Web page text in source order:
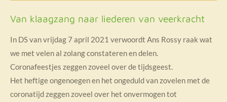
Van klaagzang naar liederen van veerkracht
In DS van vrijdag 7 april 2021 verwoordt Ans Rossy raak wat
we met velen al zolang constateren en delen.
Coronafeestjes zeggen zoveel over de tijdsgeest.
Het heftige ongenoegen en het ongeduld van zovelen met de
coronatijd zeggen zoveel over het onvermogen tot